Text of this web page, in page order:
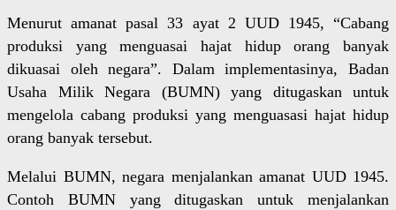
Menurut amanat pasal 33 ayat 2 UUD 1945, “Cabang
produksi yang menguasai hajat hidup orang banyak
dikuasai oleh negara”. Dalam implementasinya, Badan
Usaha Milik Negara (BUMN) yang ditugaskan untuk
mengelola cabang produksi yang menguasasi hajat hidup
orang banyak tersebut.
Melalui BUMN, negara menjalankan amanat UUD 1945.
Contoh BUMN yang ditugaskan untuk menjalankan